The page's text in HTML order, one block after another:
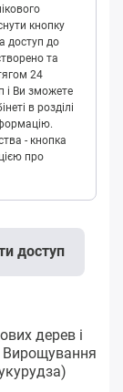
кнопку
доступ до
та
24
і Ви зможете
в розділі
- кнопка
про
доступ
дерев і
Вирощування